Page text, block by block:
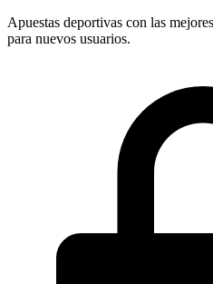
Apuestas deportivas con las
para nuevos usuarios.